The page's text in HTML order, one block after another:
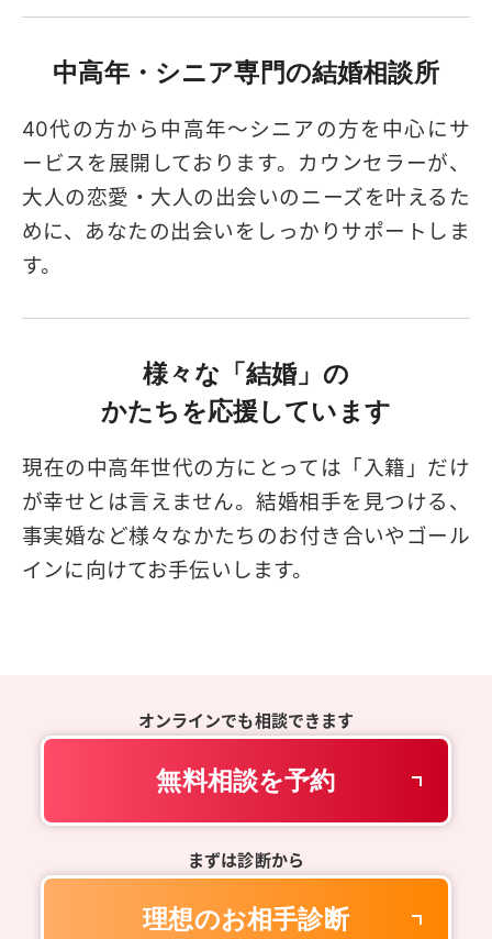
中高年・シニア専門の結婚相談所
40代の方から中高年～シニアの方を中心にサ
ービスを展開しております。カウンセラーが、
大人の恋愛・大人の出会いのニーズを叶えるた
めに、あなたの出会いをしっかりサポートしま
す。
様々な「結婚」の
かたちを応援しています
現在の中高年世代の方にとっては「入籍」だけ
が幸せとは言えません。結婚相手を見つける、
事実婚など様々なかたちのお付き合いやゴール
インに向けてお手伝いします。
オンラインでも相談できます
無料相談を予約
まずは診断から
理想のお相手診断